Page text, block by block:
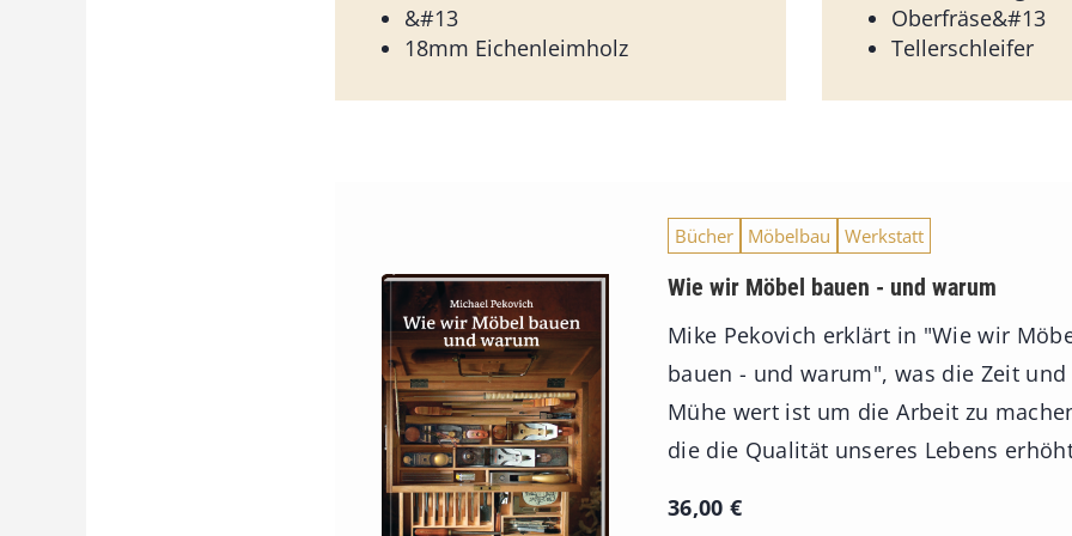
&#13
18mm Eichenleimholz
Oberfräse&#13
Tellerschleifer
Bücher Möbelbau Werkstatt
Wie wir Möbel bauen - und warum
Mike Pekovich erklärt in "Wie wir
bauen - und warum", was die Zeit und
Mühe wert ist um die Arbeit zu
die die Qualität unseres Lebens
36,00 €